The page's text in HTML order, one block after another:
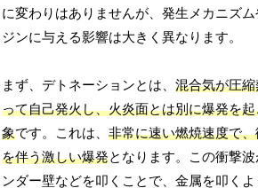
に変わりはありませんが、発生メカニズム
ジンに与える影響は大きく異なります。
まず、デトネーションとは、混合気が圧
って自己発火し、火炎面とは別に爆発を
象です。これは、非常に速い燃焼速度で
を伴う激しい爆発となります。この衝撃波
ンダー壁などを叩くことで、金属を叩く